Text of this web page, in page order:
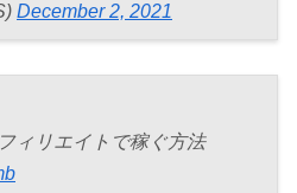
December 2, 2021
ィリエイトで稼ぐ方法